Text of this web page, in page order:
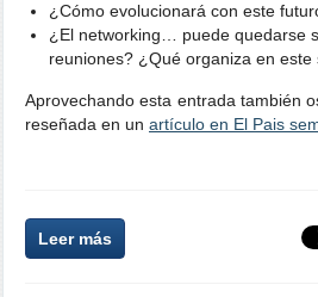
¿Cómo evolucionará con este
¿El networking… puede quedarse
reuniones? ¿Qué organiza en este
Aprovechando esta entrada también
reseñada en un artículo en El Pais
Leer más